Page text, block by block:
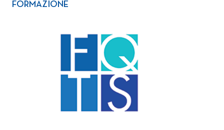
FORMAZIONE